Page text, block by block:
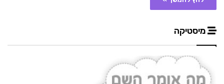
מיסטיקה